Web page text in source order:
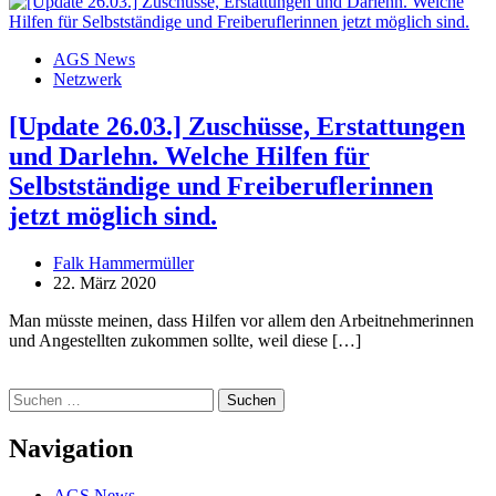
AGS News
Netzwerk
[Update 26.03.] Zuschüsse, Erstattungen
und Darlehn. Welche Hilfen für
Selbstständige und Freiberuflerinnen
jetzt möglich sind.
Falk Hammermüller
22. März 2020
Man müsste meinen, dass Hilfen vor allem den Arbeitnehmerinnen
und Angestellten zukommen sollte, weil diese […]
Suchen
nach:
Navigation